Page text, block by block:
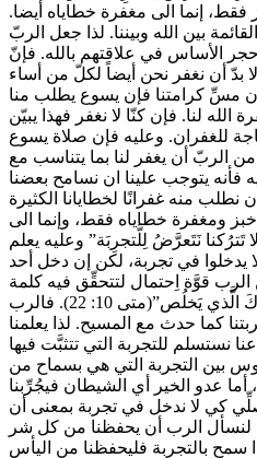
فقط، إنما الى مغفرة خطاياه أيضا.
بين الله وبيننا. لذا جعل الربّ
الأساس في علاقتهم بالله. فإنّ
بدّ أن نغفر نحن أيضاً لكلّ من أساء
دون مسِّ كرامتنا فإن يسوع يطلب منا
الله لنا. فإن كنّا لا نغفر فهذا يبيّن
للغفران. وعليه فإن صلاة يسوع
الربّ أن يغفر لنا بما يتناسب مع
فأنه يتوجب علينا ان نسامح بعضنا
ومغفرة خطاياه فقط، وإنما الى
تَترُكنا نَتَعرَّضُ لِلَّتجرِبَة” وعليه يعلم
يدخلوا في تجربة، لكن إن دخل أحد
قوَّة اِحتمال لتتحقِّق فيه كلمة
الرب “الَّذي يَثبُتُ إِلى النِّهاية فذاكَ الَّذي يَخلُص”(متى 10: 22). فالرب
كما حدث مع المسيح. لذا يعلمنا
نستسلم للتجربة التي تتثبَّت فيها
بين التجربة التي هي بسماح من
أما عدو الخير أي الشيطان فيجُرِّبنا
كي لا ندخل في تجربة بمعنى أن
لنسأل الرب أن يحفظنا من كل شر